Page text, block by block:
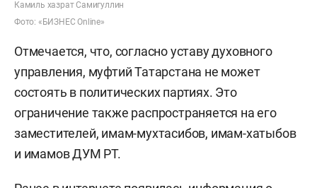
Камиль хазрат Самигуллин
Фото: «БИЗНЕС Online»
Отмечается, что, согласно уставу духовного
управления, муфтий Татарстана не может
состоять в политических партиях. Это
ограничение также распространяется на его
заместителей, имам-мухтасибов, имам-хатыбов
и имамов ДУМ РТ.